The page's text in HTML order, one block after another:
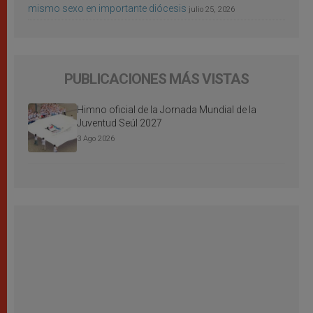
mismo sexo en importante diócesis julio 25, 2026
PUBLICACIONES MÁS VISTAS
Himno oficial de la Jornada Mundial de la
Juventud Seúl 2027
3 Ago 2026